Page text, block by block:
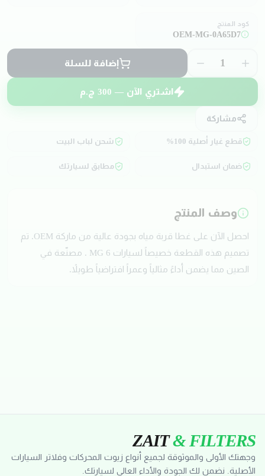
كود المنتج
OEM-MG-0A65D7
1 إضافة للسلة
اشتري الآن — 300 ج.م
مشاركة
قطع غيار أصلية 100% شحن لباب البيت
ضمان استبدال مطابق لسيارتك
وصف المنتج
احصل الآن على غطا قربة مياه بجودة عالية من ماركة OEM. تم
تصميم هذه القطعة خصيصاً لسيارات MG 6 . مصنّعة في
الصين مما يضمن أداءً مثالياً وعمراً افتراضياً طويلاً.
ZAIT& FILTERS
وجهتك الأولى والموثوقة لجميع أنواع زيوت المحركات وفلاتر السيارات
الأصلية. نضمن لك الجودة والأداء العالي لسيارتك.